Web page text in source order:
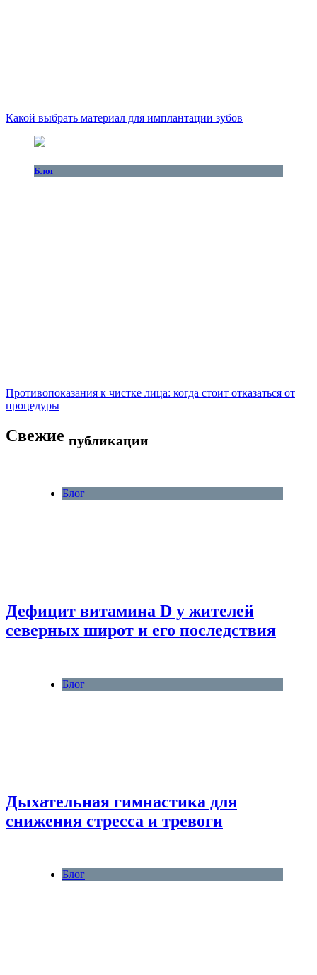
Какой выбрать материал для имплантации зубов
Блог
Противопоказания к чистке лица: когда стоит отказаться от
процедуры
Свежие публикации
Блог
Дефицит витамина D у жителей
северных широт и его последствия
Блог
Дыхательная гимнастика для
снижения стресса и тревоги
Блог